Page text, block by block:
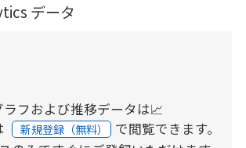
データ
ラフおよび推移データは📈
新規登録（無料） で閲覧できます。